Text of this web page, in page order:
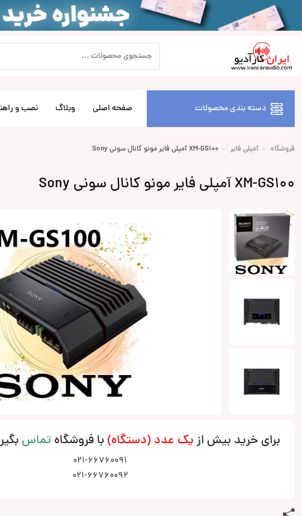
دسته بندی محصولات صفحه اصلی وبلاگ نصب و
فروشگاه آمپلی فایر XM-GS100 آمپلی فایر مونو کانال سونی Sony
XM-GS100 آمپلی فایر مونو کانال سونی Sony
برای خرید بیش ازیک عدد (دستگاه)با فروشگاهتماس
021-66760091
021-66760092